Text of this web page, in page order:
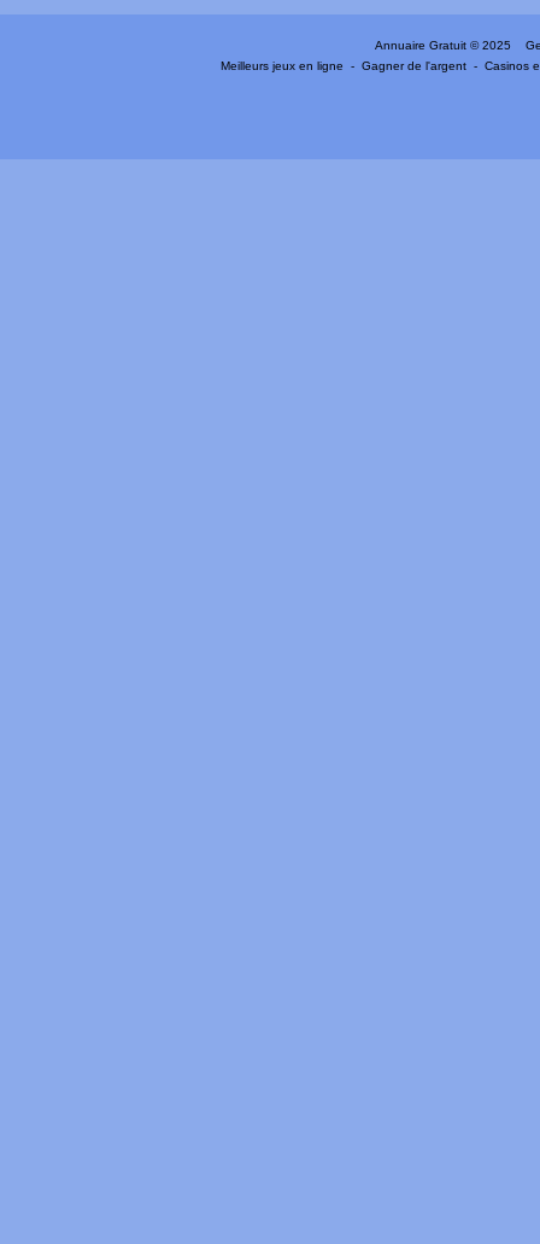
Annuaire Gratuit © 2025
Meilleurs jeux en ligne
-Gagner de l'argent -Casinos